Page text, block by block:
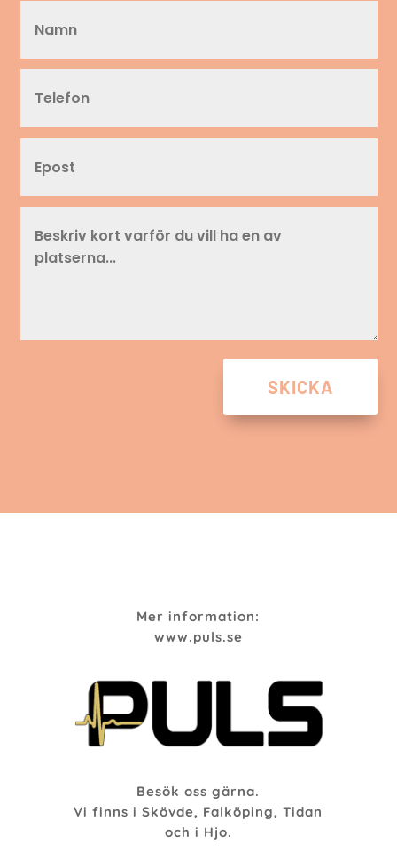
SKICKA
Mer information:
www.puls.se
Besök oss gärna.
Vi finns i Skövde, Falköping, Tidan
och i Hjo.